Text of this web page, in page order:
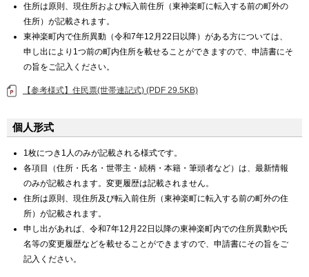
住所は原則、現住所および転入前住所（東神楽町に転入する前の町外の
住所）が記載されます。
東神楽町内で住所異動（令和7年12月22日以降）がある方については、
申し出により1つ前の町内住所を載せることができますので、申請書にそ
の旨をご記入ください。
【参考様式】住民票(世帯連記式) (PDF 29.5KB)
個人形式
1枚につき1人のみが記載される様式です。
各項目（住所・氏名・世帯主・続柄・本籍・筆頭者など）は、最新情報
のみが記載されます。変更履歴は記載されません。
住所は原則、現住所及び転入前住所（東神楽町に転入する前の町外の住
所）が記載されます。
申し出があれば、令和7年12月22日以降の東神楽町内での住所異動や氏
名等の変更履歴などを載せることができますので、申請書にその旨をご
記入ください。